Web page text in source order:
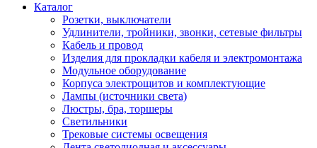
Каталог
Розетки, выключатели
Удлинители, тройники, звонки, сетевые фильтры
Кабель и провод
Изделия для прокладки кабеля и электромонтажа
Модульное оборудование
Корпуса электрощитов и комплектующие
Лампы (источники света)
Люстры, бра, торшеры
Светильники
Трековые системы освещения